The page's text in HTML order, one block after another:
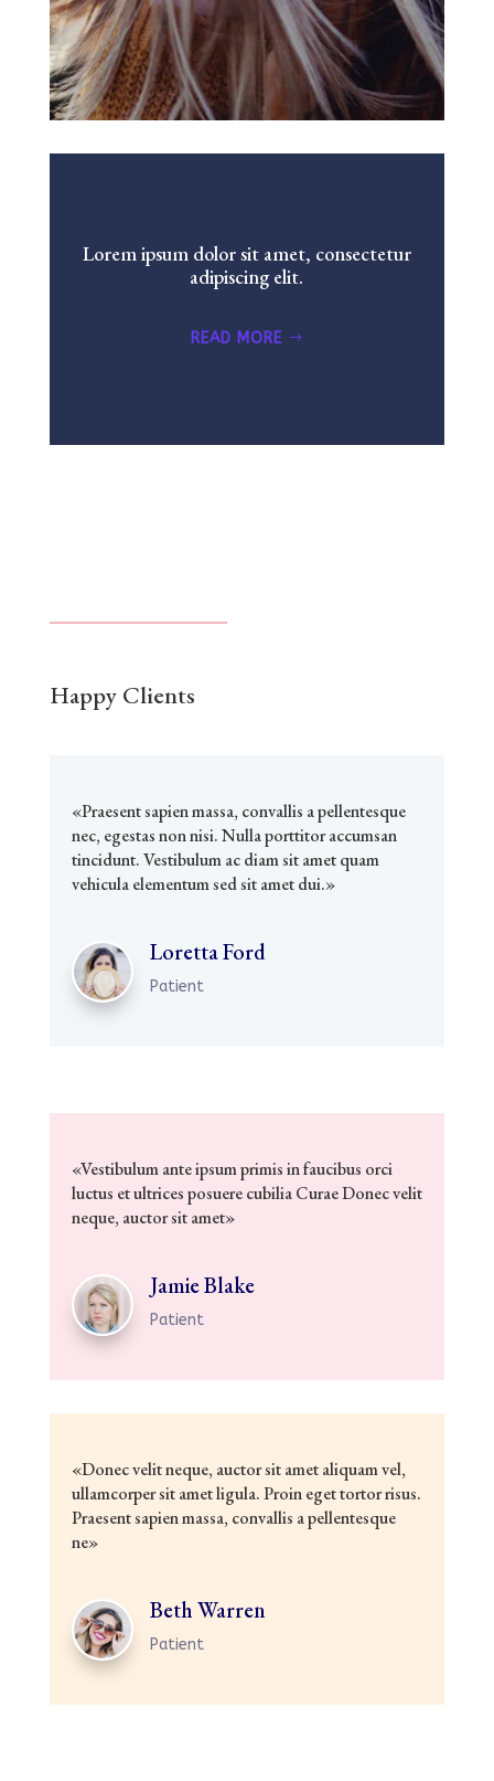
Lorem ipsum dolor sit amet, consectetur
adipiscing elit.
READ MORE
Happy Clients
«Praesent sapien massa, convallis a pellentesque
nec, egestas non nisi. Nulla porttitor accumsan
tincidunt. Vestibulum ac diam sit amet quam
vehicula elementum sed sit amet dui.»
Loretta Ford
Patient
«Vestibulum ante ipsum primis in faucibus orci
luctus et ultrices posuere cubilia Curae Donec velit
neque, auctor sit amet»
Jamie Blake
Patient
«Donec velit neque, auctor sit amet aliquam vel,
ullamcorper sit amet ligula. Proin eget tortor risus.
Praesent sapien massa, convallis a pellentesque
ne»
Beth Warren
Patient